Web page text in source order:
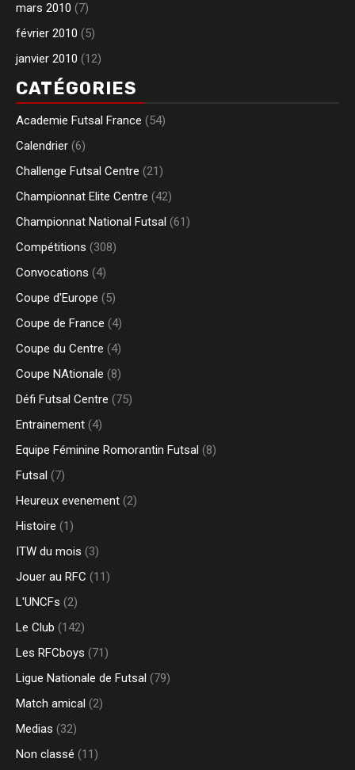
mars 2010 (7)
février 2010 (5)
janvier 2010 (12)
CATÉGORIES
Academie Futsal France (54)
Calendrier (6)
Challenge Futsal Centre (21)
Championnat Elite Centre (42)
Championnat National Futsal (61)
Compétitions (308)
Convocations (4)
Coupe d'Europe (5)
Coupe de France (4)
Coupe du Centre (4)
Coupe NAtionale (8)
Défi Futsal Centre (75)
Entrainement (4)
Equipe Féminine Romorantin Futsal (8)
Futsal (7)
Heureux evenement (2)
Histoire (1)
ITW du mois (3)
Jouer au RFC (11)
L'UNCFs (2)
Le Club (142)
Les RFCboys (71)
Ligue Nationale de Futsal (79)
Match amical (2)
Medias (32)
Non classé (11)